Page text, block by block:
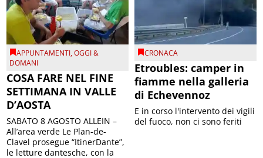
APPUNTAMENTI,OGGI &
DOMANI
COSA FARE NEL FINE
SETTIMANA IN VALLE
D’AOSTA
SABATO 8 AGOSTO ALLEIN –
All’area verde Le Plan-de-
Clavel prosegue “ItinerDante”,
le letture dantesche, con la
CRONACA
Etroubles: camper in
fiamme nella galleria
di Echevennoz
E in corso l'intervento dei vigili
del fuoco, non ci sono feriti